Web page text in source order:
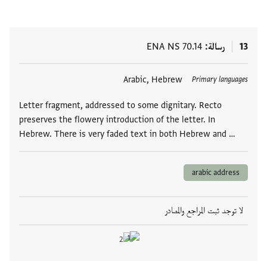
13 رسالة ENA NS 70.14
Primary languages
Arabic, Hebrew
Letter fragment, addressed to some dignitary. Recto
preserves the flowery introduction of the letter. In
Hebrew. There is very faded text in both Hebrew and …
العلامات
arabic address
لا توجد ثبت المراجع والمصادر